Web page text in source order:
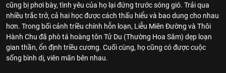
cũng bị phơi bày, tình yêu của họ lại đứng trước sóng gió. Trải qua
nhiều trắc trở, cả hai học được cách thấu hiểu và bao dung cho nhau
hơn. Trong bối cảnh triều chính hỗn loạn, Liễu Miên Đường và Thôi
Hành Chu đã phò tá hoàng tôn Tử Du (Thường Hoa Sâm) dẹp loạn
gian thần, ổn định triều cương. Cuối cùng, họ cũng có được cuộc
sống bình dị, viên mãn bên nhau.